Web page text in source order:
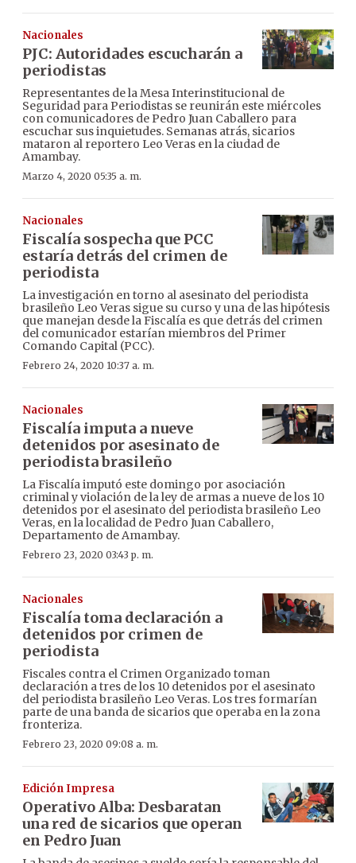
Nacionales
PJC: Autoridades escucharán a
periodistas
Representantes de la Mesa Interinstitucional de
Seguridad para Periodistas se reunirán este miércoles
con comunicadores de Pedro Juan Caballero para
escuchar sus inquietudes. Semanas atrás, sicarios
mataron al reportero Leo Veras en la ciudad de
Amambay.
Marzo 4, 2020 05:35 a. m.
Nacionales
Fiscalía sospecha que PCC
estaría detrás del crimen de
periodista
La investigación en torno al asesinato del periodista
brasileño Leo Veras sigue su curso y una de las hipótesis
que manejan desde la Fiscalía es que detrás del crimen
del comunicador estarían miembros del Primer
Comando Capital (PCC).
Febrero 24, 2020 10:37 a. m.
Nacionales
Fiscalía imputa a nueve
detenidos por asesinato de
periodista brasileño
La Fiscalía imputó este domingo por asociación
criminal y violación de la ley de armas a nueve de los 10
detenidos por el asesinato del periodista brasileño Leo
Veras, en la localidad de Pedro Juan Caballero,
Departamento de Amambay.
Febrero 23, 2020 03:43 p. m.
Nacionales
Fiscalía toma declaración a
detenidos por crimen de
periodista
Fiscales contra el Crimen Organizado toman
declaración a tres de los 10 detenidos por el asesinato
del periodista brasileño Leo Veras. Los tres formarían
parte de una banda de sicarios que operaba en la zona
fronteriza.
Febrero 23, 2020 09:08 a. m.
Edición Impresa
Operativo Alba: Desbaratan
una red de sicarios que operan
en Pedro Juan